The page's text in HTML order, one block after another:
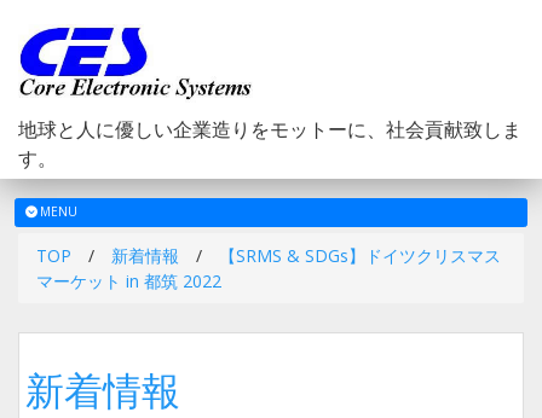
地球と人に優しい企業造りをモットーに、社会貢献致しま
す。
メ
ニ
MENU
TOP / 新着情報 /
【SRMS & SDGs】ドイツクリスマス
マーケット in 都筑 2022
新着情報